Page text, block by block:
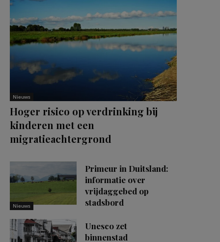
Nieuws
Hoger risico op verdrinking bij
kinderen met een
migratieachtergrond
Nieuws
Primeur in Duitsland:
informatie over
vrijdaggebed op
stadsbord
Unesco zet
binnenstad